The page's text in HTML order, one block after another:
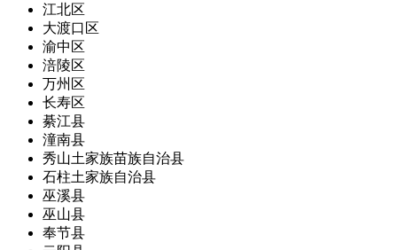
江北区
大渡口区
渝中区
涪陵区
万州区
长寿区
綦江县
潼南县
秀山土家族苗族自治县
石柱土家族自治县
巫溪县
巫山县
奉节县